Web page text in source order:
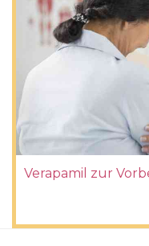
Verapamil zur